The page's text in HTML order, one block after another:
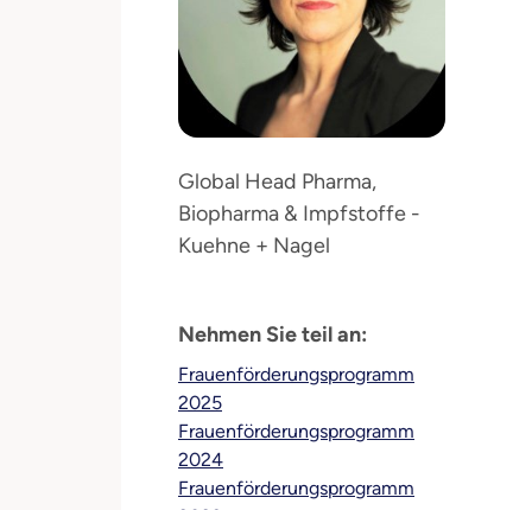
Global Head Pharma,
Biopharma & Impfstoffe -
Kuehne + Nagel
Nehmen Sie teil an:
Frauenförderungsprogramm
2025
Frauenförderungsprogramm
2024
Frauenförderungsprogramm